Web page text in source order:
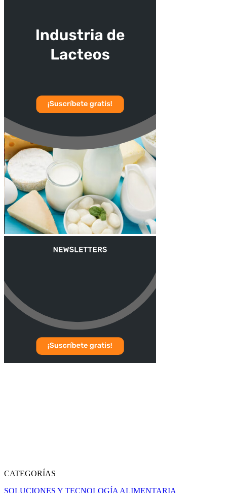
CATEGORÍAS
SOLUCIONES Y TECNOLOGÍA ALIMENTARIA